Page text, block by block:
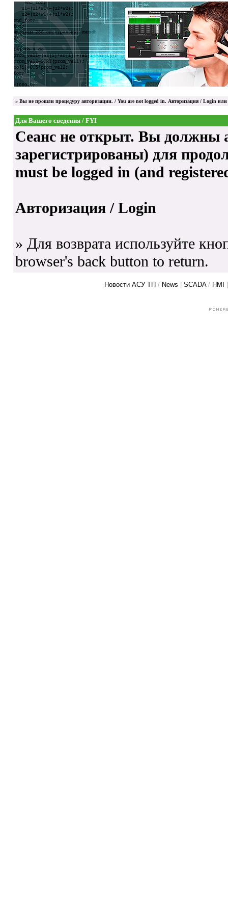
» Вы не прошли процедуру авторизации. / You are not logged in. Авторизация / Login
Для Вашего сведения / FYI
Сеанс не открыт. Вы должны
зарегистрированы) для
must be logged in (and
Авторизация / Login
» Для возврата используйте
browser's back button to return.
Новости АСУ ТП / News SCADA/ HMI